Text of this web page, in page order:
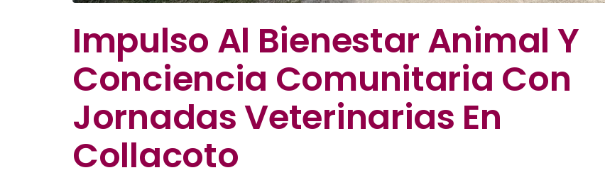
Impulso Al Bienestar Animal Y
Conciencia Comunitaria Con
Jornadas Veterinarias En
Collacoto